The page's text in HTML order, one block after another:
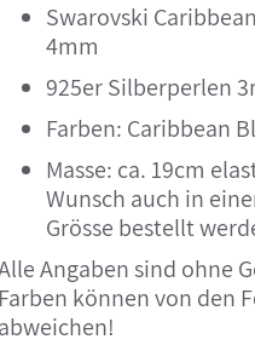
Swarovski
4mm
925er Silberperlen
Farben: Caribbean
Masse: ca. 19cm
Wunsch auch in
Grösse bestellt
Angaben sind ohne
Farben können von den
abweichen!